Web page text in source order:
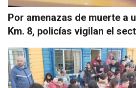
Por amenazas de muerte a
Km. 8, policías vigilan el